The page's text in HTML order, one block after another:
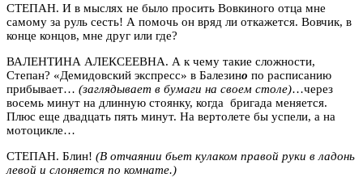
СТЕПАН. И в мыслях не было просить Вовкиного отца мне
самому за руль сесть! А помочь он вряд ли откажется. Вовчик, в
конце концов, мне друг или где?
ВАЛЕНТИНА АЛЕКСЕЕВНА. А к чему такие сложности,
Степан? «Демидовский экспресс» в Балезино по расписанию
прибывает… (заглядывает в бумаги на своем столе)…через
восемь минут на длинную стоянку, когда бригада меняется.
Плюс еще двадцать пять минут. На вертолете бы успели, а на
мотоцикле…
СТЕПАН. Блин! (В отчаянии бьет кулаком правой руки в ладонь
левой и слоняется по комнате.)